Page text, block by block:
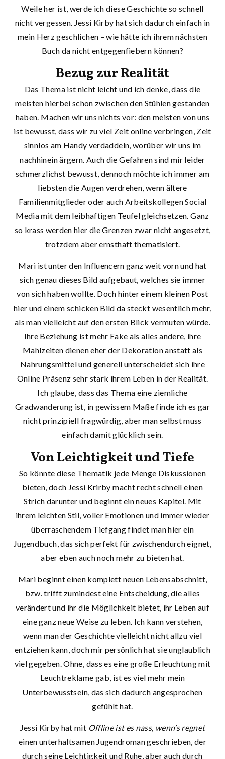
Weile her ist, werde ich diese Geschichte so schnell
nicht vergessen. Jessi Kirby hat sich dadurch einfach in
mein Herz geschlichen – wie hätte ich ihrem nächsten
Buch da nicht entgegenfiebern können?
Bezug zur Realität
Das Thema ist nicht leicht und ich denke, dass die
meisten hierbei schon zwischen den Stühlen gestanden
haben. Machen wir uns nichts vor: den meisten von uns
ist bewusst, dass wir zu viel Zeit online verbringen, Zeit
sinnlos am Handy verdaddeln, worüber wir uns im
nachhinein ärgern. Auch die Gefahren sind mir leider
schmerzlichst bewusst, dennoch möchte ich immer am
liebsten die Augen verdrehen, wenn ältere
Familienmitglieder oder auch Arbeitskollegen Social
Media mit dem leibhaftigen Teufel gleichsetzen. Ganz
so krass werden hier die Grenzen zwar nicht angesetzt,
trotzdem aber ernsthaft thematisiert.
Mari ist unter den Influencern ganz weit vorn und hat
sich genau dieses Bild aufgebaut, welches sie immer
von sich haben wollte. Doch hinter einem kleinen Post
hier und einem schicken Bild da steckt wesentlich mehr,
als man vielleicht auf den ersten Blick vermuten würde.
Ihre Beziehung ist mehr Fake als alles andere, ihre
Mahlzeiten dienen eher der Dekoration anstatt als
Nahrungsmittel und generell unterscheidet sich ihre
Online Präsenz sehr stark ihrem Leben in der Realität.
Ich glaube, dass das Thema eine ziemliche
Gradwanderung ist, in gewissem Maße finde ich es gar
nicht prinzipiell fragwürdig, aber man selbst muss
einfach damit glücklich sein.
Von Leichtigkeit und Tiefe
So könnte diese Thematik jede Menge Diskussionen
bieten, doch Jessi Krirby macht recht schnell einen
Strich darunter und beginnt ein neues Kapitel. Mit
ihrem leichten Stil, voller Emotionen und immer wieder
überraschendem Tiefgang findet man hier ein
Jugendbuch, das sich perfekt für zwischendurch eignet,
aber eben auch noch mehr zu bieten hat.
Mari beginnt einen komplett neuen Lebensabschnitt,
bzw. trifft zumindest eine Entscheidung, die alles
verändert und ihr die Möglichkeit bietet, ihr Leben auf
eine ganz neue Weise zu leben. Ich kann verstehen,
wenn man der Geschichte vielleicht nicht allzu viel
entziehen kann, doch mir persönlich hat sie unglaublich
viel gegeben. Ohne, dass es eine große Erleuchtung mit
Leuchtreklame gab, ist es viel mehr mein
Unterbewusstsein, das sich dadurch angesprochen
gefühlt hat.
Jessi Kirby hat mit Offline ist es nass, wenn’s regnet
einen unterhaltsamen Jugendroman geschrieben, der
durch seine Leichtigkeit und Ruhe, aber auch durch